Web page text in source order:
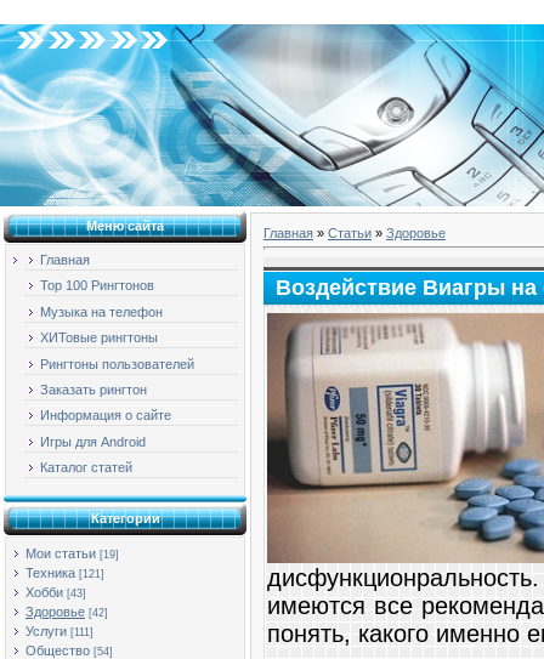
Меню сайта
Главная
Top 100 Рингтонов
Музыка на телефон
ХИТовые рингтоны
Рингтоны пользователей
Заказать рингтон
Информация о сайте
Игры для Android
Каталог статей
Категории
Мои статьи [19]
Техника [121]
Хобби [43]
Здоровье [42]
Услуги [111]
Общество [54]
Главная » Статьи » Здоровье
Воздействие Виагры на
имеются все
понять, какого именно